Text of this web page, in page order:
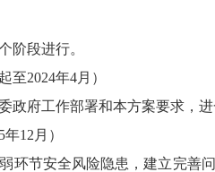
阶段进行。
至2024年4月）
政府工作部署和本方案要求，
12月）
环节安全风险隐患，建立完善